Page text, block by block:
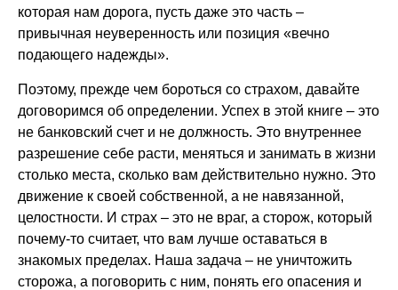
которая нам дорога, пусть даже это часть –
привычная неуверенность или позиция «вечно
подающего надежды».
Поэтому, прежде чем бороться со страхом, давайте
договоримся об определении. Успех в этой книге – это
не банковский счет и не должность. Это внутреннее
разрешение себе расти, меняться и занимать в жизни
столько места, сколько вам действительно нужно. Это
движение к своей собственной, а не навязанной,
целостности. И страх – это не враг, а сторож, который
почему-то считает, что вам лучше оставаться в
знакомых пределах. Наша задача – не уничтожить
сторожа, а поговорить с ним, понять его опасения и